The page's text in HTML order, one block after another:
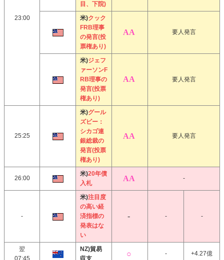
23:00
目、下院)
米)クック
FRB理事
の発言(投
票権あり)
要人発言
米)ジェフ
ァーソンF
RB理事の
発言(投票
権あり)
要人発言
25:25
米)グール
ズビー：
シカゴ連
銀総裁の
発言(投票
権あり)
要人発言
26:00
米)20年債
入札
-
-
米)注目度
の高い経
済指標の
発表はな
い
- -
翌
NZ)貿易
- +4.27億